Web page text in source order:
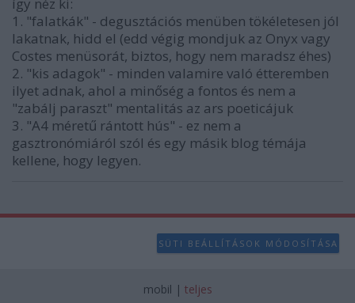
így néz ki:
1. "falatkák" - degusztációs menüben tökéletesen jól
lakatnak, hidd el (edd végig mondjuk az Onyx vagy
Costes menüsorát, biztos, hogy nem maradsz éhes)
2. "kis adagok" - minden valamire való étteremben
ilyet adnak, ahol a minőség a fontos és nem a
"zabálj paraszt" mentalitás az ars poeticájuk
3. "A4 méretű rántott hús" - ez nem a
gasztronómiáról szól és egy másik blog témája
kellene, hogy legyen.
SÜTI BEÁLLÍTÁSOK MÓDOSÍTÁSA
mobil | teljes